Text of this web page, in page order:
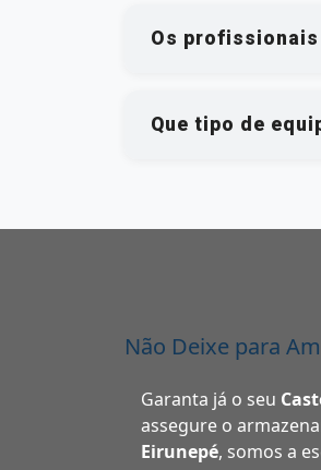
Os
Que tipo de
Não Deixe para
Garanta já o seu
assegure o
Eirunepé, somos a